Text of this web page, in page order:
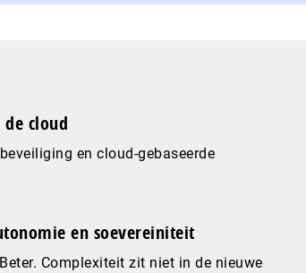
cloud
en cloud-gebaseerde
en soevereiniteit
Complexiteit zit niet in de nieuwe